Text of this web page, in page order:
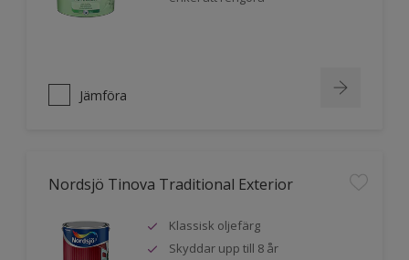
Jämföra
Nordsjö Tinova Traditional Exterior
Klassisk oljefärg
Skyddar upp till 8 år